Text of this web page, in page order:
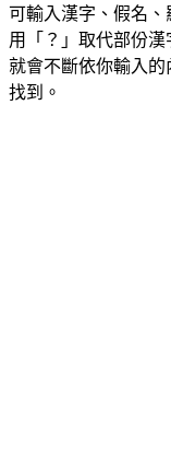
可輸入漢字、假名、
用「？」取代部份
就會不斷依你輸入
找到。